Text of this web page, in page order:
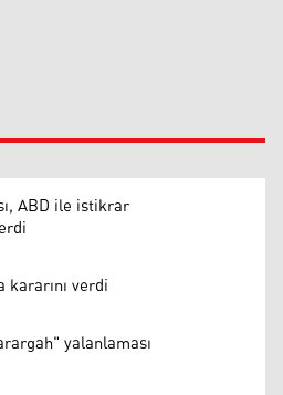
ABD ile istikrar
verdi
yalanlaması